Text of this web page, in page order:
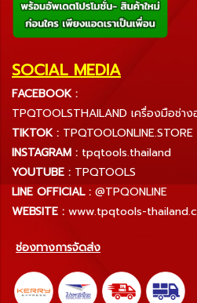
SOCIAL MEDIA
FACEBOOK :
TPQTOOLSTHAILAND เครื่องมือช่า
TIKTOK : TPQTOOLONLINE.STORE
INSTAGRAM : tpqtools.thailand
YOUTUBE : TPQTOOLS
LINE OFFICIAL : @TPQONLINE
WEBSITE : www.tpqtools-
ช่องทางการจัดส่ง